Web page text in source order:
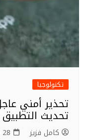
تكنولوجيا
تحذير أمني
تحديث
كامل فزيز 28 مايو 2026